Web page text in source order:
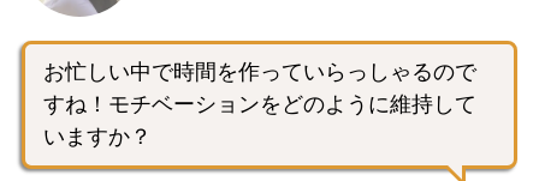
お忙しい中で時間を作っていらっしゃるので
すね！モチベーションをどのように維持して
いますか？